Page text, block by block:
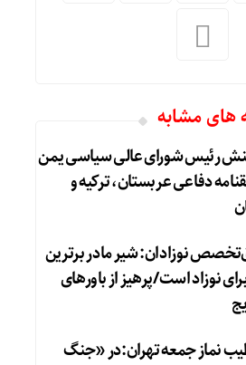
های مشابه
رئیس شورای عالی سیاسی یمن
دفاعی عربستان، ترکیه و
نوزادان: شیر مادر برترین
نوزاد است/پرهیز از باورهای
نماز جمعه تهران:در «جنگ